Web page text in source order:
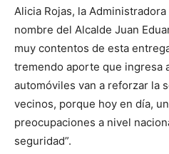
Alicia Rojas, la
nombre del Alcalde Juan
muy contentos de esta
tremendo aporte que ingresa
automóviles van a reforzar la
vecinos, porque hoy en día,
preocupaciones a nivel
seguridad”.